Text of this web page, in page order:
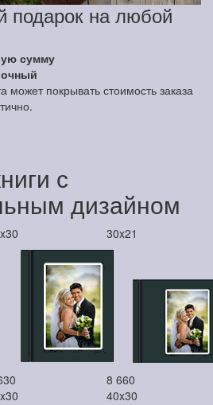
подарок на любой
сумму
может покрывать стоимость заказа
с
дизайном
30x21
8 660
40x30